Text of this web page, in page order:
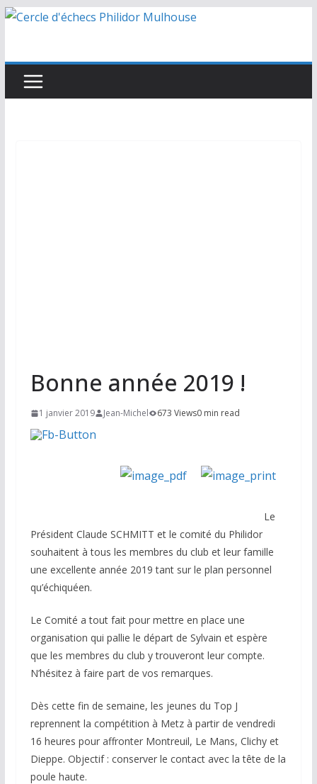
Passer
Bonne année 2019 !
1 janvier 2019 Jean-Michel 673 Views0 min read
Le
Président Claude SCHMITT et le comité du Philidor
souhaitent à tous les membres du club et leur famille
une excellente année 2019 tant sur le plan personnel
qu’échiquéen.
Le Comité a tout fait pour mettre en place une
organisation qui pallie le départ de Sylvain et espère
que les membres du club y trouveront leur compte.
N’hésitez à faire part de vos remarques.
Dès cette fin de semaine, les jeunes du Top J
reprennent la compétition à Metz à partir de vendredi
16 heures pour affronter Montreuil, Le Mans, Clichy et
Dieppe. Objectif : conserver le contact avec la tête de la
poule haute.